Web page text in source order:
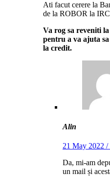
Ati facut cerere la
de la ROBOR la
Va rog sa reveniti
pentru a va ajuta
la credit.
Alin
21 May 2022
Da, mi-am
un mail și